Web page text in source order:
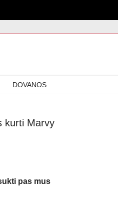
DOVANOS
kurti Marvy
pas mus